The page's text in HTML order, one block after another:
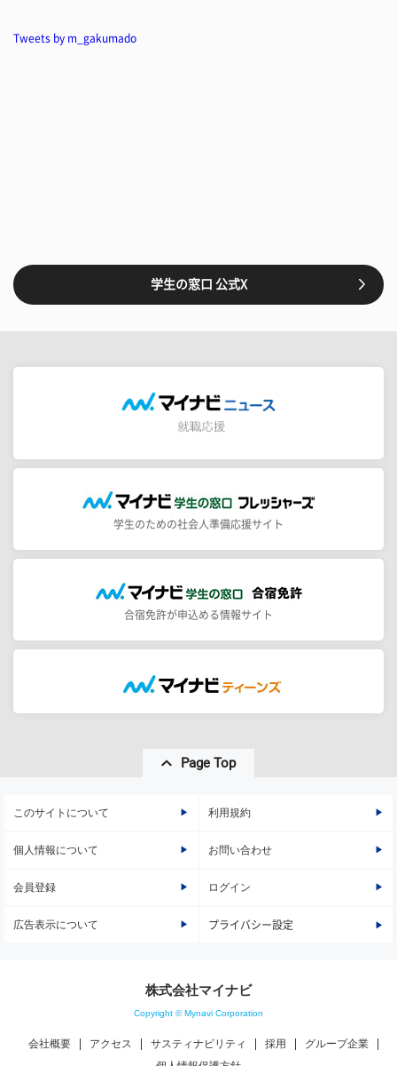
Tweets by m_gakumado
学生の窓口 公式X
学生のための社会人準備応援サイト
合宿免許が申込める情報サイト
Page Top
このサイトについて 利用規約
個人情報について お問い合わせ
会員登録 ログイン
広告表示について プライバシー設定
株式会社マイナビ
Copyright © Mynavi Corporation
会社概要 アクセス サスティナビリティ 採用
グループ企業